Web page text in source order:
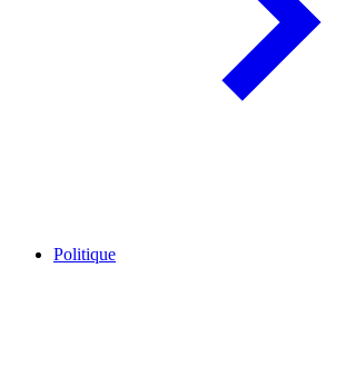
Politique